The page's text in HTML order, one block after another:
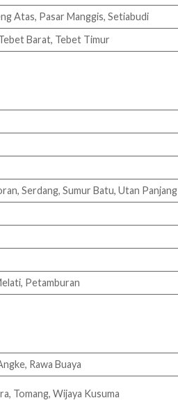
Atas, Pasar Manggis, Setiabudi
Barat, Tebet Timur
Serdang, Sumur Batu, Utan Panjang
Petamburan
Rawa Buaya
Tomang, Wijaya Kusuma